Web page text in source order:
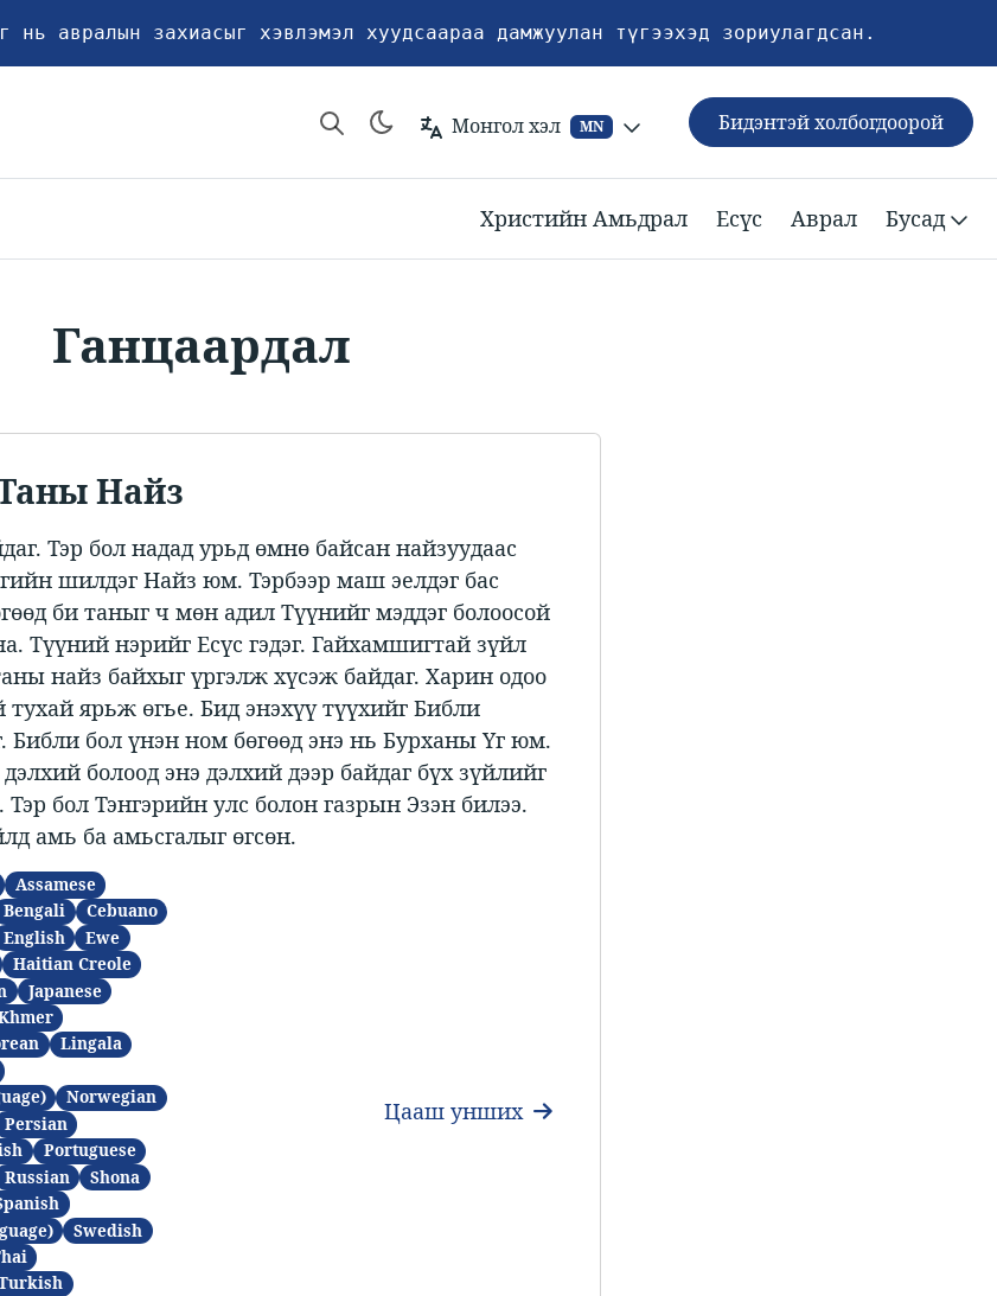
нь авралын захиасыг хэвлэмэл хуудсаараа дамжуулан түгээхэд зориулагдсан.
Монгол хэл MN Бидэнтэй холбогдоорой
Христийн Амьдрал Есүс Аврал Бусад
Ганцаардал
Найз
Тэр бол надад урьд өмнө байсан найзуудаас
шилдэг Найз юм. Тэрбээр маш эелдэг бас
би таныг ч мөн адил Түүнийг мэддэг болоосой
Түүний нэрийг Есүс гэдэг. Гайхамшигтай зүйл
найз байхыг үргэлж хүсэж байдаг. Харин одоо
тухай ярьж өгье. Бид энэхүү түүхийг Библи
Библи бол үнэн ном бөгөөд энэ нь Бурханы Үг юм.
болоод энэ дэлхий дээр байдаг бүх зүйлийг
Тэр бол Тэнгэрийн улс болон газрын Эзэн билээ.
амь ба амьсгалыг өгсөн.
Assamese
Bengali
Cebuano
English
Ewe
Haitian Creole
Japanese
Lingala
Norwegian
Persian
Portuguese
Russian
Shona
Swedish
Цааш унших